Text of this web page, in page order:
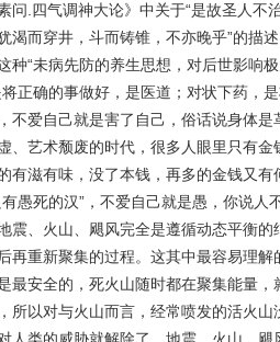
问 四气调神大论》中关于“是故圣人不
渴而穿井，斗而铸锥，不亦晚乎”的描
种“未病先防的养生思想，对后世影响
正确的事做好，是医道；对状下药，
不爱自己就是害了自己，俗话说身体是
、艺术颓废的时代，很多人眼里只有
有滋有味，没了本钱，再多的金钱又
愚死的汉” ，不爱自己就是愚，你说人
震、火山、飓风完全是遵循动态平衡
再重新聚集的过程。这其中最容易理解
最安全的，死火山随时都在聚集能量
所以对与火山而言，经常喷发的活火山